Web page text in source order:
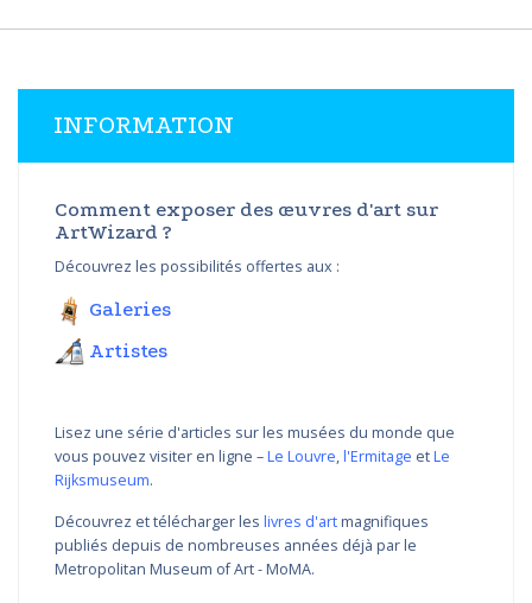
INFORMATION
Comment exposer des œuvres d'art sur
ArtWizard ?
Découvrez les possibilités offertes aux :
Galeries
Artistes
Lisez une série d'articles sur les musées du monde que
vous pouvez visiter en ligne –Le Louvre,l'Ermitage etLe
Rijksmuseum.
Découvrez et télécharger les livres d'artmagnifiques
publiés depuis de nombreuses années déjà par le
Metropolitan Museum of Art - MoMA.